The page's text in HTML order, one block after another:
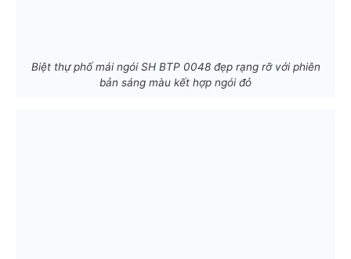
Biệt thự phố mái ngói SH BTP 0048 đẹp rạng rỡ với phiên
bản sáng màu kết hợp ngói đỏ